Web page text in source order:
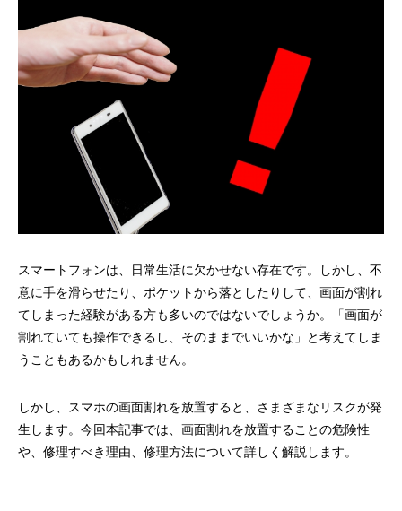
バッテリー
iPhone
スマートフォンは、日常生活に欠かせない存在です。しかし、不
意に手を滑らせたり、ポケットから落としたりして、画面が割れ
てしまった経験がある方も多いのではないでしょうか。「画面が
割れていても操作できるし、そのままでいいかな」と考えてしま
うこともあるかもしれません。
しかし、スマホの画面割れを放置すると、さまざまなリスクが発
生します。今回本記事では、画面割れを放置することの危険性
や、修理すべき理由、修理方法について詳しく解説します。